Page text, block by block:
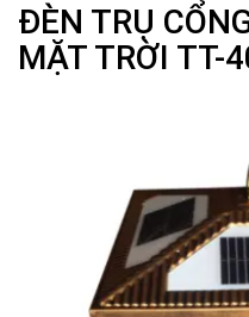
ĐÈN TRỤ
MẶT TRỜI TT-